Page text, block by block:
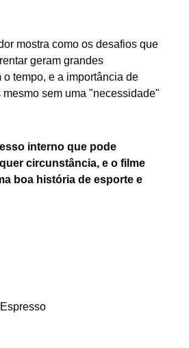
mostra como os desafios que
geram grandes
o tempo, e a importância de
sem uma "necessidade"
interno que pode
circunstância, e o filme
boa história de esporte e